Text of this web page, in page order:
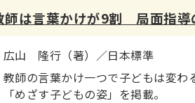
師は言葉かけが9割 局面指
広山 隆行（著）／日本標準
教師の言葉かけ一つで子どもは変
「めざす子どもの姿」を掲載。